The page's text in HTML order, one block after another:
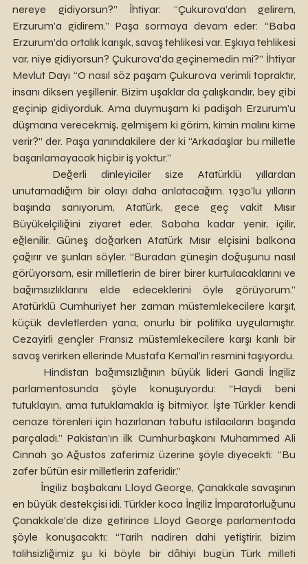
nereye gidiyorsun?” İhtiyar: “Çukurova’dan gelirem,
Erzurum’a gidirem.” Paşa sormaya devam eder: “Baba
Erzurum’da ortalık karışık, savaş tehlikesi var. Eşkıya tehlikesi
var, niye gidiyorsun? Çukurova’da geçinemedin mi?” İhtiyar
Mevlut Dayı “O nasıl söz paşam Çukurova verimli topraktır,
insanı diksen yeşillenir. Bizim uşaklar da çalışkandır, bey gibi
geçinip gidiyorduk. Ama duymuşam ki padişah Erzurum’u
düşmana verecekmiş, gelmişem ki görim, kimin malını kime
verir?” der. Paşa yanındakilere der ki “Arkadaşlar bu milletle
başarılamayacak hiçbir iş yoktur.”
unutamadığım bir olayı daha anlatacağım. 1930’lu yılların
başında sanıyorum, Atatürk, gece geç vakit Mısır
Büyükelçiliğini ziyaret eder. Sabaha kadar yenir, içilir,
eğlenilir. Güneş doğarken Atatürk Mısır elçisini balkona
çağırır ve şunları söyler. “Buradan güneşin doğuşunu nasıl
görüyorsam, esir milletlerin de birer birer kurtulacaklarını ve
bağımsızlıklarını elde edeceklerini öyle görüyorum.”
Atatürklü Cumhuriyet her zaman müstemlekecilere karşıt,
küçük devletlerden yana, onurlu bir politika uygulamıştır.
Cezayirli gençler Fransız müstemlekecilere karşı kanlı bir
savaş verirken ellerinde Mustafa Kemal’in resmini taşıyordu.
parlamentosunda şöyle konuşuyordu: “Haydi beni
tutuklayın, ama tutuklamakla iş bitmiyor. İşte Türkler kendi
cenaze törenleri için hazırlanan tabutu istilacıların başında
parçaladı.” Pakistan’ın ilk Cumhurbaşkanı Muhammed Ali
Cinnah 30 Ağustos zaferimiz üzerine şöyle diyecekti: “Bu
zafer bütün esir milletlerin zaferidir.”
en büyük destekçisi idi. Türkler koca İngiliz İmparatorluğunu
Çanakkale’de dize getirince Lloyd George parlamentoda
şöyle konuşacaktı: “Tarih nadiren dahi yetiştirir, bizim
talihsizliğimiz şu ki böyle bir dâhiyi bugün Türk milleti